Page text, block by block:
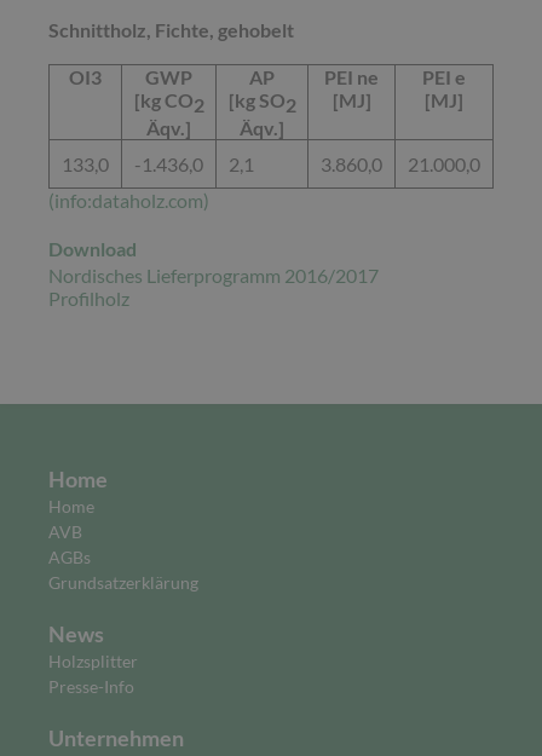
Schnittholz, Fichte, gehobelt
OI3
GWP
[kg CO2
Äqv.]
AP
[kg SO2
Äqv.]
PEI ne
[MJ]
PEI e
[MJ]
133,0
-1.436,0 2,1 3.860,0 21.000,0
(info:dataholz.com)
Download
Nordisches Lieferprogramm 2016/2017
Profilholz
Home
Home
AVB
AGBs
Grundsatzerklärung
News
Holzsplitter
Presse-Info
Unternehmen